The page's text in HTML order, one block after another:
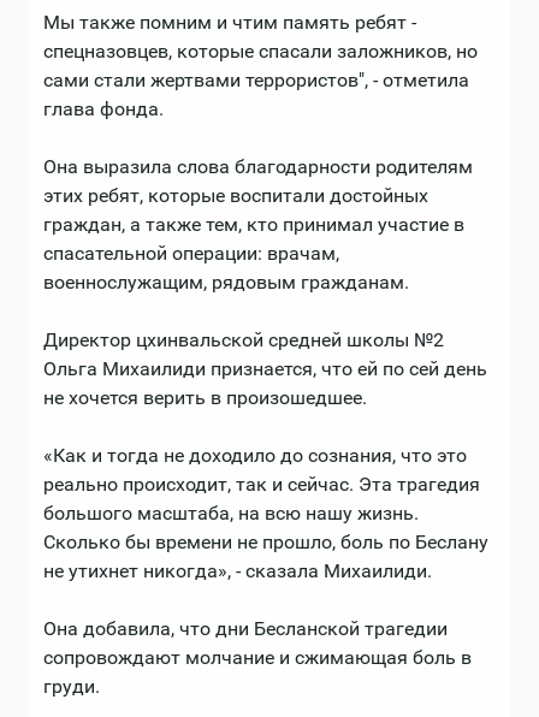
Мы также помним и чтим память ребят -
спецназовцев, которые спасали заложников, но
сами стали жертвами террористов", - отметила
глава фонда.
Она выразила слова благодарности родителям
этих ребят, которые воспитали достойных
граждан, а также тем, кто принимал участие в
спасательной операции: врачам,
военнослужащим, рядовым гражданам.
Директор цхинвальской средней школы №2
Ольга Михаилиди признается, что ей по сей день
не хочется верить в произошедшее.
«Как и тогда не доходило до сознания, что это
реально происходит, так и сейчас. Эта трагедия
большого масштаба, на всю нашу жизнь.
Сколько бы времени не прошло, боль по Беслану
не утихнет никогда», - сказала Михаилиди.
Она добавила, что дни Бесланской трагедии
сопровождают молчание и сжимающая боль в
груди.